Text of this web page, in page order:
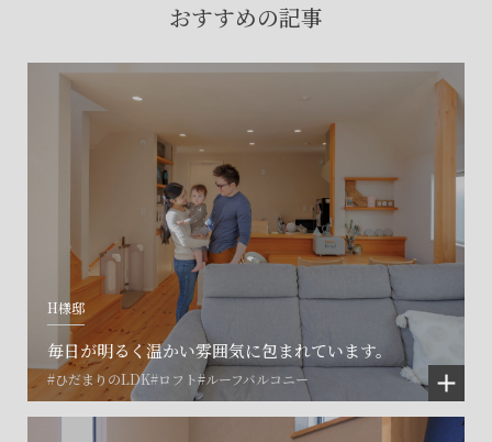
おすすめの記事
H様邸
毎日が明るく温かい雰囲気に包まれています。
#ひだまりのLDK#ロフト#ルーフバルコニー
土地の活用・賃貸経営に関する
ご相談はこちら
©SET inc.